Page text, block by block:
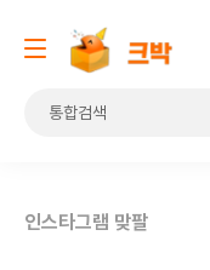
인스타그램 맞팔